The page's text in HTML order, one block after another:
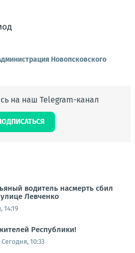
Новопсковского
на наш Telegram-канал
водитель насмерть сбил
Левченко
14:19
Республики!
Сегодня, 10:33